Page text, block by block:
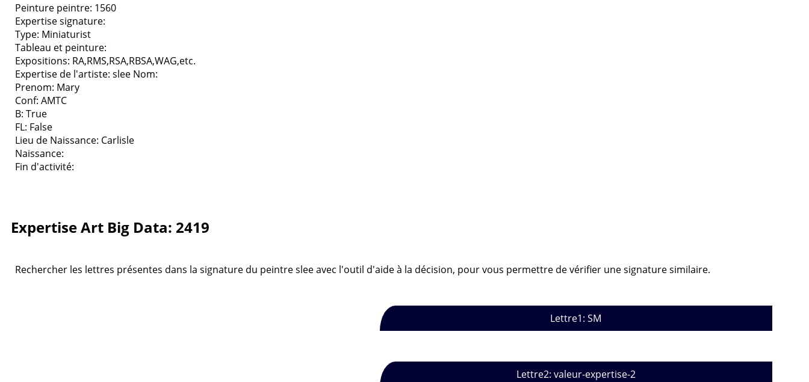
Peinture peintre: 1560
Expertise signature:
Type: Miniaturist
Tableau et peinture:
Expositions: RA,RMS,RSA,RBSA,WAG,etc.
Expertise de l'artiste: slee Nom:
Prenom: Mary
Conf: AMTC
B: True
FL: False
Lieu de Naissance: Carlisle
Naissance:
Fin d'activité:
Expertise Art Big Data: 2419
Rechercher les lettres présentes dans la signature du peintre slee avec l'outil d'aide à la décision, pour vous permettre de vérifier une signature similaire.
Lettre1: SM
Lettre2: valeur-expertise-2